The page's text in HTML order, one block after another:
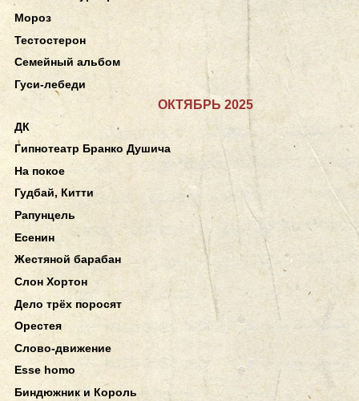
Мороз
Тестостерон
Семейный альбом
Гуси-лебеди
ОКТЯБРЬ 2025
ДК
Гипнотеатр Бранко Душича
На покое
Гудбай, Китти
Рапунцель
Есенин
Жестяной барабан
Слон Хортон
Дело трёх поросят
Орестея
Слово-движение
Esse homo
Биндюжник и Король